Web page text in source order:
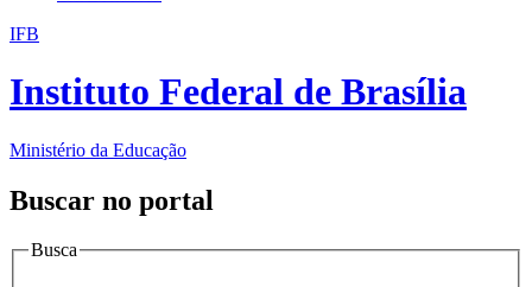
IFB
Instituto Federal de Brasília
Ministério da Educação
Buscar no portal
Busca